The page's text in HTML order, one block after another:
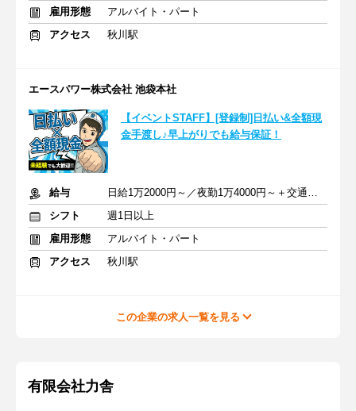
雇用形態
アルバイト・パート
アクセス
秋川駅
エースパワー株式会社 池袋本社
【イベントSTAFF】[登録制]日払い&全額現
金手渡し♪早上がりでも給与保証！
給与
日給1万2000円～／夜勤1万4000円～＋交通費＋各種手当
シフト
週1日以上
雇用形態
アルバイト・パート
アクセス
秋川駅
この企業の求人一覧を見る
有限会社力舎